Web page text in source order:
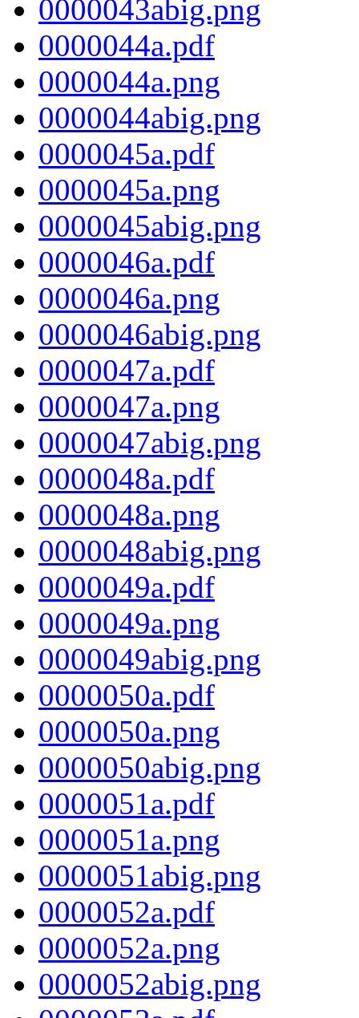
0000043abig.png
0000044a.pdf
0000044a.png
0000044abig.png
0000045a.pdf
0000045a.png
0000045abig.png
0000046a.pdf
0000046a.png
0000046abig.png
0000047a.pdf
0000047a.png
0000047abig.png
0000048a.pdf
0000048a.png
0000048abig.png
0000049a.pdf
0000049a.png
0000049abig.png
0000050a.pdf
0000050a.png
0000050abig.png
0000051a.pdf
0000051a.png
0000051abig.png
0000052a.pdf
0000052a.png
0000052abig.png